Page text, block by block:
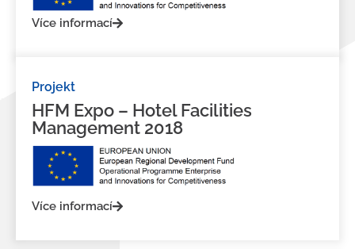
Více informací
Projekt
HFM Expo – Hotel Facilities
Management 2018
Více informací